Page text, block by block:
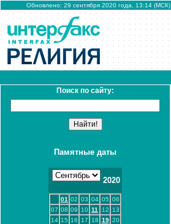
Обновлено: 29 сентября 2020 года, 13:14 (МСК)
Поиск по сайту:
Памятные даты
2020
01 02 03 04 05 06
07 08 09 10 11 12
13
14 15 16 17 18 19 20